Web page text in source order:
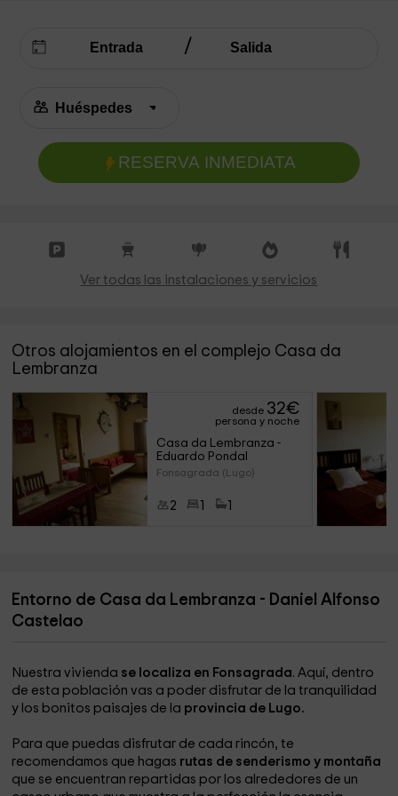
RESERVA INMEDIATA
Ver todas las instalaciones y servicios
Otros alojamientos en el complejo Casa da
Lembranza
desde 32€
persona y noche
Casa da Lembranza -
Eduardo Pondal
Fonsagrada (Lugo)
2
Entorno de Casa da Lembranza - Daniel Alfonso
Castelao
Nuestra vivienda se localiza en Fonsagrada. Aquí, dentro
de esta población vas a poder disfrutar de la tranquilidad
y los bonitos paisajes de la provincia de Lugo.
Para que puedas disfrutar de cada rincón, te
recomendamos que hagas rutas de senderismo y montaña
que se encuentran repartidas por los alrededores de un